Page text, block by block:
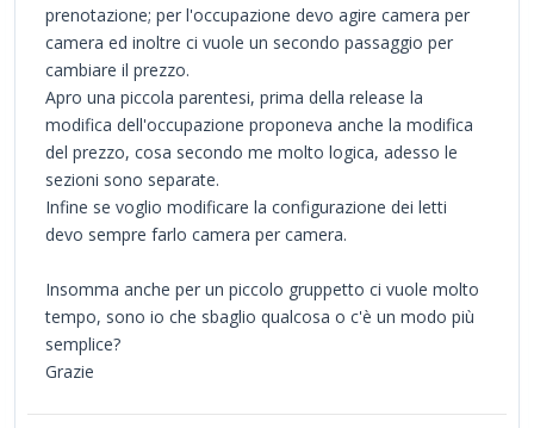
prenotazione; per l'occupazione devo agire camera per
camera ed inoltre ci vuole un secondo passaggio per
cambiare il prezzo.
Apro una piccola parentesi, prima della release la
modifica dell'occupazione proponeva anche la modifica
del prezzo, cosa secondo me molto logica, adesso le
sezioni sono separate.
Infine se voglio modificare la configurazione dei letti
devo sempre farlo camera per camera.
Insomma anche per un piccolo gruppetto ci vuole molto
tempo, sono io che sbaglio qualcosa o c'è un modo più
semplice?
Grazie